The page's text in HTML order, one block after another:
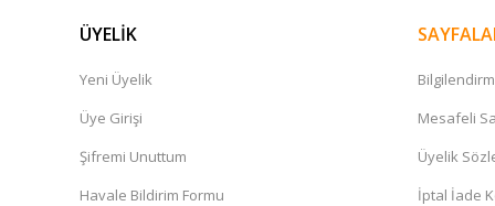
ÜYELİK
Yeni Üyelik
Üye Girişi
Şifremi Unuttum
Havale Bildirim Formu
Mesafeli
Üyelik
İptal İade